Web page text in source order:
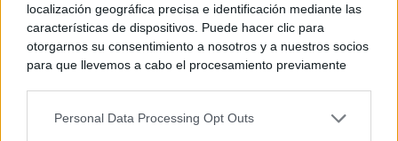
localización geográfica precisa e identificación mediante las
características de dispositivos. Puede hacer clic para
otorgarnos su consentimiento a nosotros y a nuestros socios
para que llevemos a cabo el procesamiento previamente
negar su consentimiento. Tenga en cuenta que algún
Personal Data Processing Opt Outs